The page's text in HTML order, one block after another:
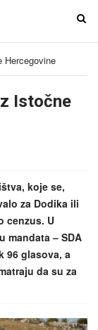
T
a
i
Hercegovine
Istočne
koje se,
za Dodika ili
cenzus. U
mandata – SDA
96 glasova, a
da su za